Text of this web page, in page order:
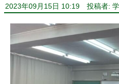
2023年09月15日 10:19 投稿者: